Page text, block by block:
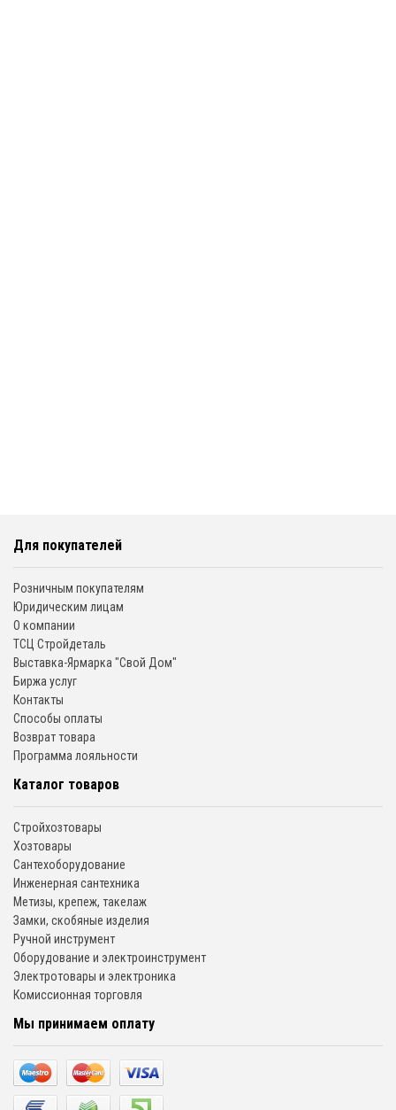
Для покупателей
Розничным покупателям
Юридическим лицам
О компании
ТСЦ Стройдеталь
Выставка-Ярмарка "Свой Дом"
Биржа услуг
Контакты
Способы оплаты
Возврат товара
Программа лояльности
Каталог товаров
Стройхозтовары
Хозтовары
Сантехоборудование
Инженерная сантехника
Метизы, крепеж, такелаж
Замки, скобяные изделия
Ручной инструмент
Оборудование и электроинструмент
Электротовары и электроника
Комиссионная торговля
Мы принимаем оплату